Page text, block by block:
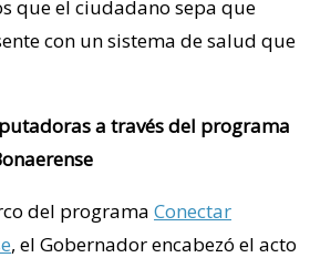
que el ciudadano sepa que
con un sistema de salud que
a través del programa
del programa Conectar
, el Gobernador encabezó el acto